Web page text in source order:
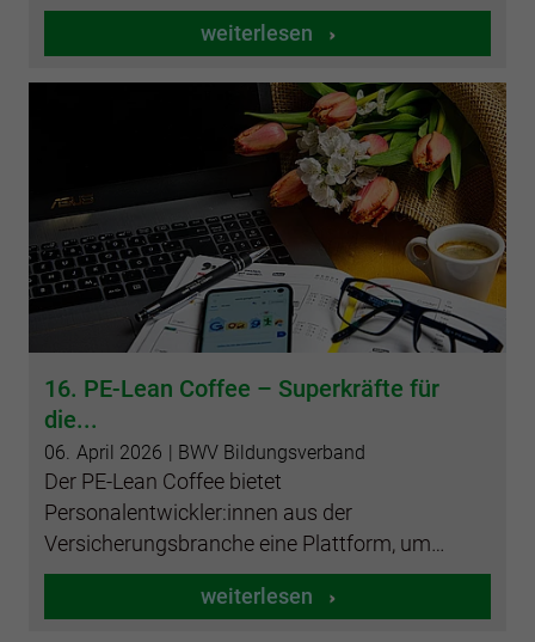
weiterlesen
16. PE-Lean Coffee – Superkräfte für
die...
06. April 2026 | BWV Bildungsverband
Der PE-Lean Coffee bietet
Personalentwickler:innen aus der
Versicherungsbranche eine Plattform, um…
weiterlesen